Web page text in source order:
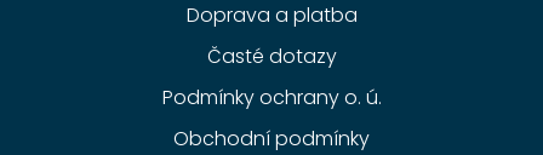
Doprava a platba
Časté dotazy
Podmínky ochrany o. ú.
Obchodní podmínky